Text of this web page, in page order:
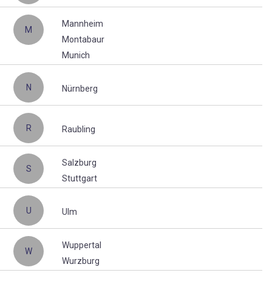
M
Mannheim
Montabaur
Munich
N Nürnberg
R Raubling
S
Salzburg
Stuttgart
U Ulm
W
Wuppertal
Wurzburg